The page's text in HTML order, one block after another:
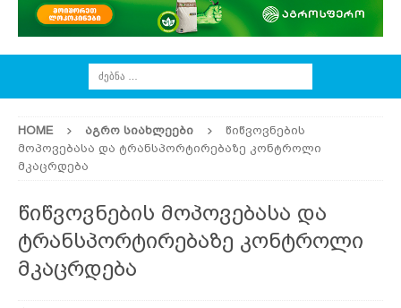
HOME ᲐᲒᲠᲝ ᲡᲘᲐᲮᲚᲔᲔᲑᲘ
წიწვოვნების
მოპოვებასა და ტრანსპორტირებაზე კონტროლი
მკაცრდება
წიწვოვნების მოპოვებასა და
ტრანსპორტირებაზე კონტროლი
მკაცრდება